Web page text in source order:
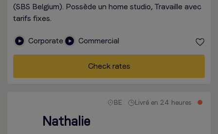
(SBS Belgium). Possède un home studio, Travaille avec
tarifs fixes.
Corporate Commercial
Check rates
BE Livré en 24 heures
Nathalie